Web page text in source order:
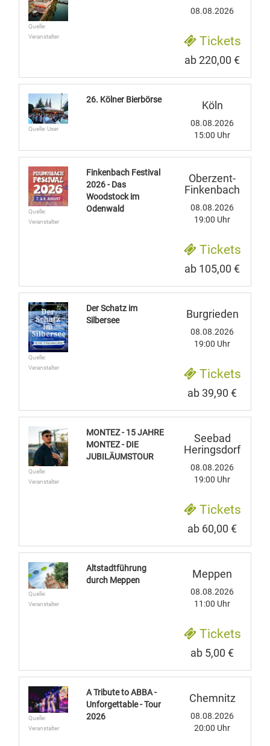
Quelle:
Veranstalter
08.08.2026
Tickets
ab 220,00 €
Quelle: User
26. Kölner Bierbörse Köln
08.08.2026
15:00 Uhr
Quelle:
Veranstalter
Finkenbach Festival
2026 - Das
Woodstock im
Odenwald
Oberzent-
Finkenbach
08.08.2026
19:00 Uhr
Tickets
ab 105,00 €
Quelle:
Veranstalter
Der Schatz im
Silbersee
Burgrieden
08.08.2026
19:00 Uhr
Tickets
ab 39,90 €
Quelle:
Veranstalter
MONTEZ - 15 JAHRE
MONTEZ - DIE
JUBILÄUMSTOUR
Seebad
Heringsdorf
08.08.2026
19:00 Uhr
Tickets
ab 60,00 €
Quelle:
Veranstalter
Altstadtführung
durch Meppen
Meppen
08.08.2026
11:00 Uhr
Tickets
ab 5,00 €
Quelle:
Veranstalter
A Tribute to ABBA -
Unforgettable - Tour
2026
Chemnitz
08.08.2026
20:00 Uhr